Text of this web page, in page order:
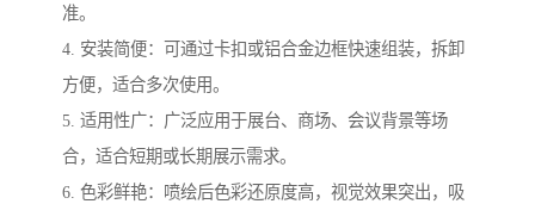
准。
4. 安装简便：可通过卡扣或铝合金边框快速组装，拆卸
方便，适合多次使用。
5. 适用性广：广泛应用于展台、商场、会议背景等场
合，适合短期或长期展示需求。
6. 色彩鲜艳：喷绘后色彩还原度高，视觉效果突出，吸